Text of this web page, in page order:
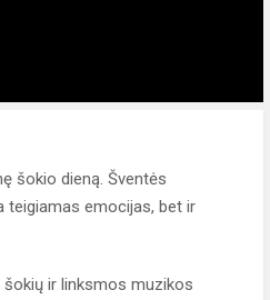
šokio dieną. Šventės
teigiamas emocijas, bet ir
ir linksmos muzikos